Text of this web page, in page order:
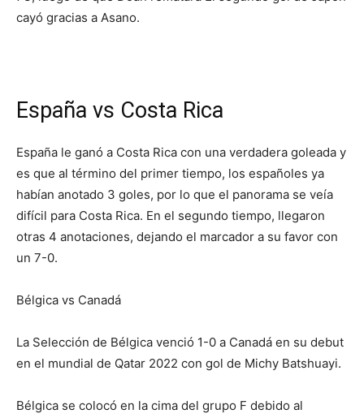
cayó gracias a Asano.
España vs Costa Rica
España le ganó a Costa Rica con una verdadera goleada y
es que al término del primer tiempo, los españoles ya
habían anotado 3 goles, por lo que el panorama se veía
difícil para Costa Rica. En el segundo tiempo, llegaron
otras 4 anotaciones, dejando el marcador a su favor con
un 7-0.
Bélgica vs Canadá
La Selección de Bélgica venció 1-0 a Canadá en su debut
en el mundial de Qatar 2022 con gol de Michy Batshuayi.
Bélgica se colocó en la cima del grupo F debido al